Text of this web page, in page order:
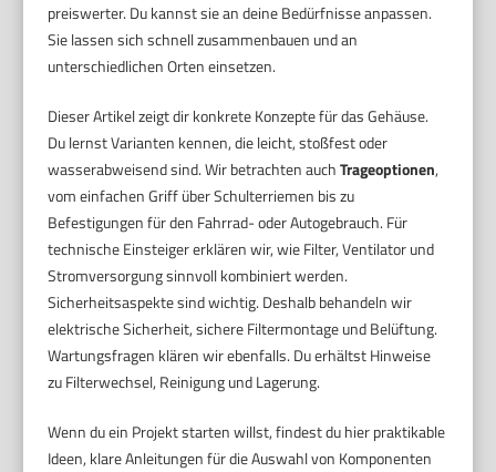
preiswerter. Du kannst sie an deine Bedürfnisse anpassen.
Sie lassen sich schnell zusammenbauen und an
unterschiedlichen Orten einsetzen.
Dieser Artikel zeigt dir konkrete Konzepte für das Gehäuse.
Du lernst Varianten kennen, die leicht, stoßfest oder
wasserabweisend sind. Wir betrachten auchTrageoptionen,
vom einfachen Griff über Schulterriemen bis zu
Befestigungen für den Fahrrad- oder Autogebrauch. Für
technische Einsteiger erklären wir, wie Filter, Ventilator und
Stromversorgung sinnvoll kombiniert werden.
Sicherheitsaspekte sind wichtig. Deshalb behandeln wir
elektrische Sicherheit, sichere Filtermontage und Belüftung.
Wartungsfragen klären wir ebenfalls. Du erhältst Hinweise
zu Filterwechsel, Reinigung und Lagerung.
Wenn du ein Projekt starten willst, findest du hier praktikable
Ideen, klare Anleitungen für die Auswahl von Komponenten